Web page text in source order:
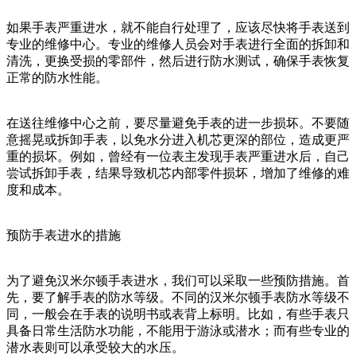
如果手表严重进水，就不能自行处理了，应该尽快将手表送到
专业的维修中心。专业的维修人员会对手表进行全面的拆卸和
清洗，更换受损的零部件，然后进行防水测试，确保手表恢复
正常的防水性能。
在送往维修中心之前，要尽量避免手表的进一步损坏。不要随
意摇晃或拆卸手表，以免水分进入机芯更深的部位，造成更严
重的损坏。例如，曾经有一位表主发现手表严重进水后，自己
尝试拆卸手表，结果导致机芯内部零件损坏，增加了维修的难
度和成本。
预防手表进水的措施
为了避免汉米尔顿手表进水，我们可以采取一些预防措施。首
先，要了解手表的防水等级。不同的汉米尔顿手表防水等级不
同，一般会在手表的说明书或表背上标明。比如，有些手表只
具备日常生活防水功能，不能用于游泳或潜水；而有些专业的
潜水表则可以承受较大的水压。